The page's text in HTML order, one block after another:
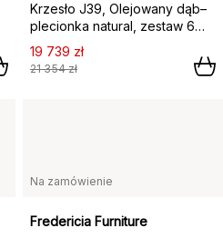
Krzesło J39, Olejowany dąb–
plecionka natural, zestaw 6
szt.,
19 739 zł
21 354 zł
Na zamówienie
Fredericia Furniture